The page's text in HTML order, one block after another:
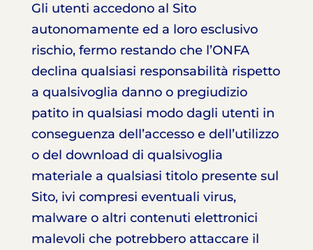
Gli utenti accedono al Sito
autonomamente ed a loro esclusivo
rischio, fermo restando che l’ONFA
declina qualsiasi responsabilità rispetto
a qualsivoglia danno o pregiudizio
patito in qualsiasi modo dagli utenti in
conseguenza dell’accesso e dell’utilizzo
o del download di qualsivoglia
materiale a qualsiasi titolo presente sul
Sito, ivi compresi eventuali virus,
malware o altri contenuti elettronici
malevoli che potrebbero attaccare il